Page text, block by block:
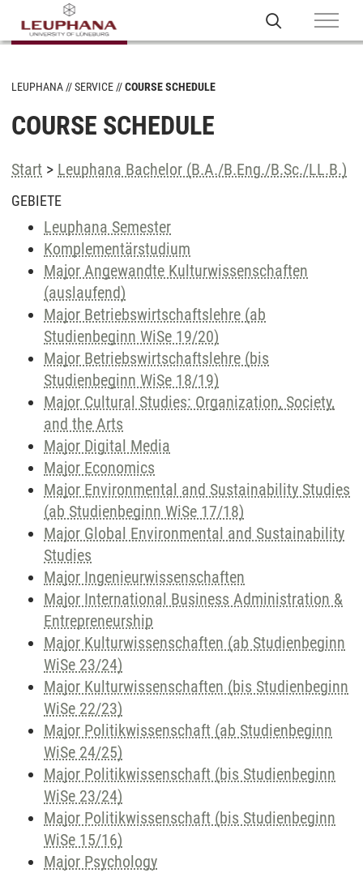
LEUPHANA SERVICE COURSE SCHEDULE
COURSE SCHEDULE
Start > Leuphana Bachelor (B.A./B.Eng./B.Sc./LL.B.)
GEBIETE
Leuphana Semester
Komplementärstudium
Major Angewandte Kulturwissenschaften
(auslaufend)
Major Betriebswirtschaftslehre (ab
Studienbeginn WiSe 19/20)
Major Betriebswirtschaftslehre (bis
Studienbeginn WiSe 18/19)
Major Cultural Studies: Organization, Society,
and the Arts
Major Digital Media
Major Economics
Major Environmental and Sustainability Studies
(ab Studienbeginn WiSe 17/18)
Major Global Environmental and Sustainability
Studies
Major Ingenieurwissenschaften
Major International Business Administration &
Entrepreneurship
Major Kulturwissenschaften (ab Studienbeginn
WiSe 23/24)
Major Kulturwissenschaften (bis Studienbeginn
WiSe 22/23)
Major Politikwissenschaft (ab Studienbeginn
WiSe 24/25)
Major Politikwissenschaft (bis Studienbeginn
WiSe 23/24)
Major Politikwissenschaft (bis Studienbeginn
WiSe 15/16)
Major Psychology